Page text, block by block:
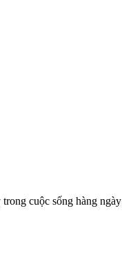
cuộc sống hàng ngày